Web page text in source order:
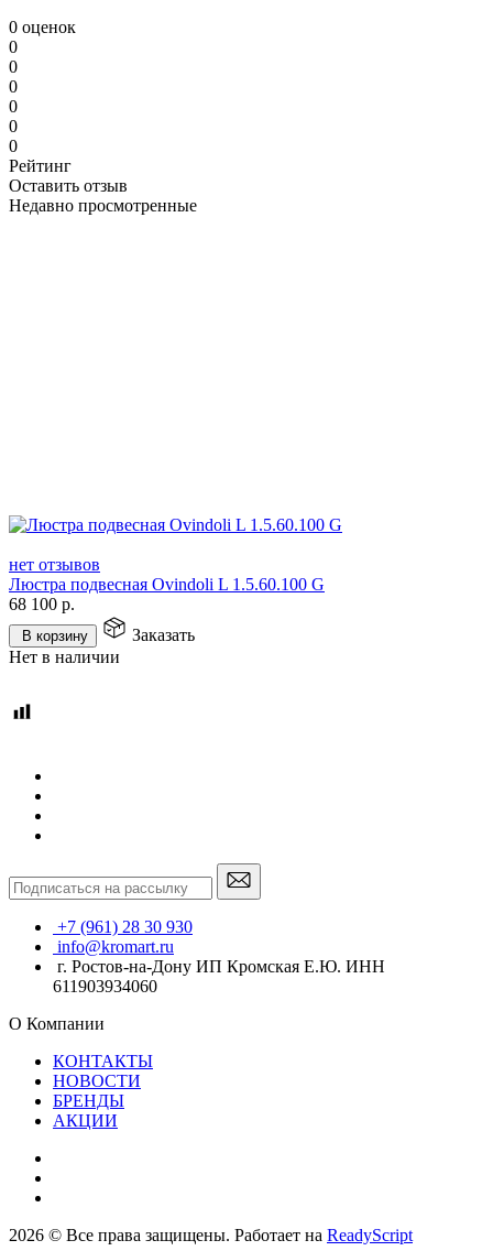
0 оценок
0
0
0
0
0
0
Рейтинг
Оставить отзыв
Недавно просмотренные
нет отзывов
Люстра подвесная Ovindoli L 1.5.60.100 G
68 100 р.
В корзину
Заказать
Нет в наличии
+7 (961) 28 30 930
info@kromart.ru
г. Ростов-на-Дону ИП Кромская Е.Ю. ИНН
611903934060
О Компании
КОНТАКТЫ
НОВОСТИ
БРЕНДЫ
АКЦИИ
2026 © Все права защищены. Работает на ReadyScript